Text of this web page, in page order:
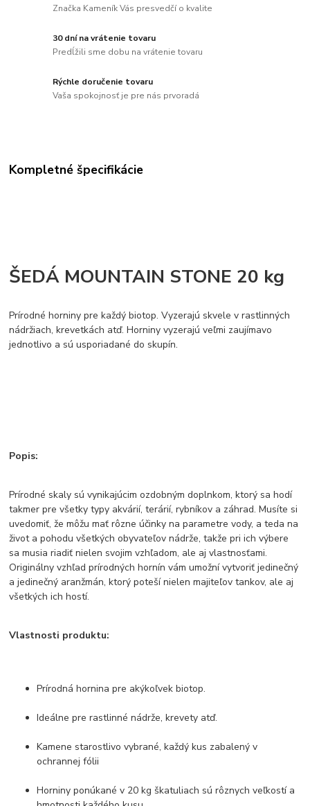
Značka Kameník Vás presvedčí o kvalite
30 dní na vrátenie tovaru
Predĺžili sme dobu na vrátenie tovaru
Rýchle doručenie tovaru
Vaša spokojnosť je pre nás prvoradá
Kompletné špecifikácie
ŠEDÁ MOUNTAIN STONE 20 kg
Prírodné horniny pre každý biotop. Vyzerajú skvele v rastlinných
nádržiach, krevetkách atď. Horniny vyzerajú veľmi zaujímavo
jednotlivo a sú usporiadané do skupín.
Popis:
Prírodné skaly sú vynikajúcim ozdobným doplnkom, ktorý sa hodí
takmer pre všetky typy akvárií, terárií, rybníkov a záhrad. Musíte si
uvedomiť, že môžu mať rôzne účinky na parametre vody, a teda na
život a pohodu všetkých obyvateľov nádrže, takže pri ich výbere
sa musia riadiť nielen svojim vzhľadom, ale aj vlastnosťami.
Originálny vzhľad prírodných hornín vám umožní vytvoriť jedinečný
a jedinečný aranžmán, ktorý poteší nielen majiteľov tankov, ale aj
všetkých ich hostí.
Vlastnosti produktu:
Prírodná hornina pre akýkoľvek biotop.
Ideálne pre rastlinné nádrže, krevety atď.
Kamene starostlivo vybrané, každý kus zabalený v
ochrannej fólii
Horniny ponúkané v 20 kg škatuliach sú rôznych veľkostí a